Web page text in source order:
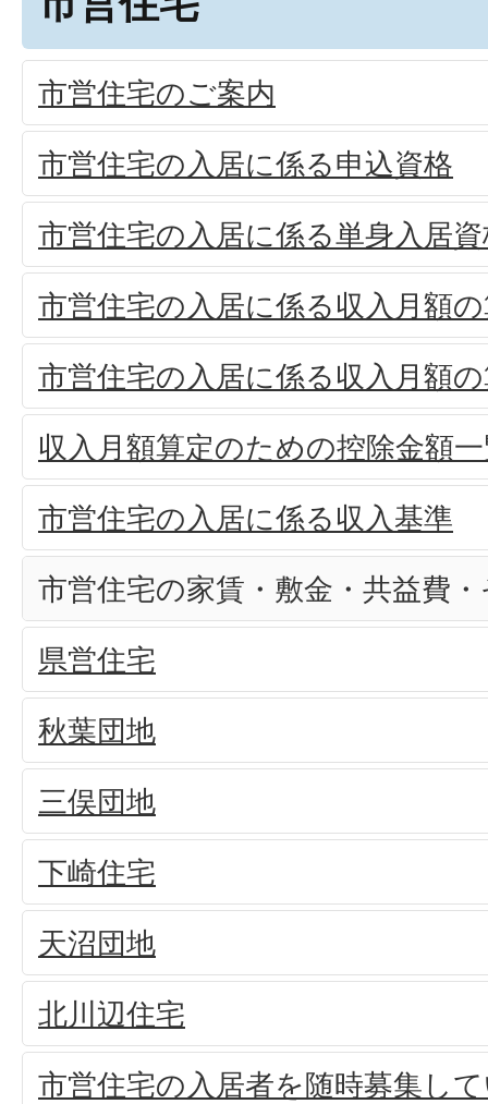
市営住宅のご案内
市営住宅の入居に係る申込資格
市営住宅の入居に係る単身入居
市営住宅の入居に係る収入月額
市営住宅の入居に係る収入月額
収入月額算定のための控除金額
市営住宅の入居に係る収入基準
市営住宅の家賃・敷金・共益費
県営住宅
秋葉団地
三俣団地
下崎住宅
天沼団地
北川辺住宅
市営住宅の入居者を随時募集し